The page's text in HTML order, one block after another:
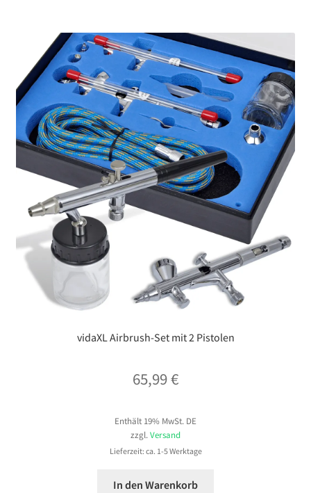
vidaXL Airbrush-Set mit 2 Pistolen
65,99€
Enthält 19% MwSt. DE
zzgl. Versand
Lieferzeit: ca. 1-5 Werktage
In den Warenkorb